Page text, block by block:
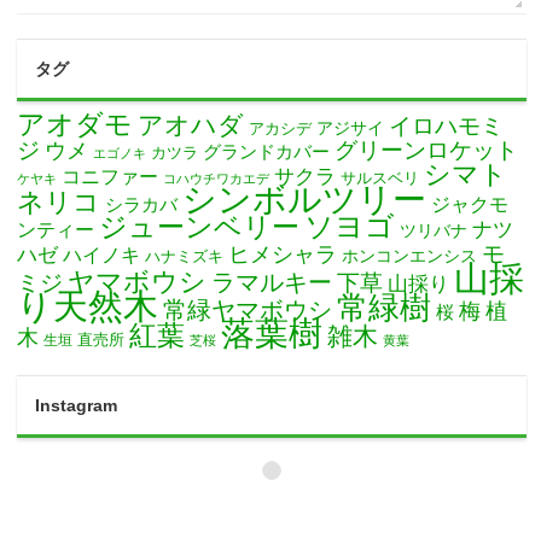
タグ
アオダモ アオハダ アカシデ アジサイ イロハモミ
ジ ウメ エゴノキ カツラ グランドカバー グリーンロケット
ケヤキ コニファー コハウチワカエデ サクラ サルスベリ シマト
ネリコ
シラカバ シンボルツリー ジャクモ
ンティー ジューンベリー ソヨゴ ツリバナ ナツ
ハゼ ハイノキ ハナミズキ ヒメシャラ ホンコンエンシス モ
ミジ ヤマボウシ ラマルキー 下草 山採り 山採
り天然木 常緑ヤマボウシ 常緑樹 桜 梅 植
木 生垣 直売所 紅葉 芝桜 落葉樹 雑木 黄葉
Instagram